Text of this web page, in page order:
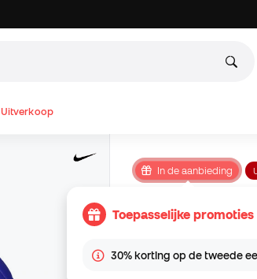
Uitverkoop
In de aanbieding
2026
Toepasselijke promoties
30% korting op de tweede